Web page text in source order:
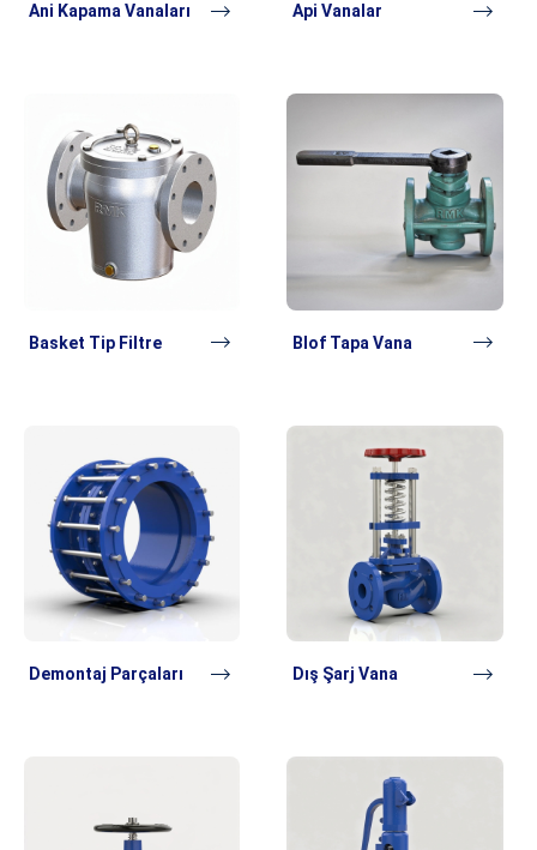
Ani Kapama Vanaları Api Vanalar
Basket Tip Filtre Blof Tapa Vana
Demontaj Parçaları Dış Şarj Vana